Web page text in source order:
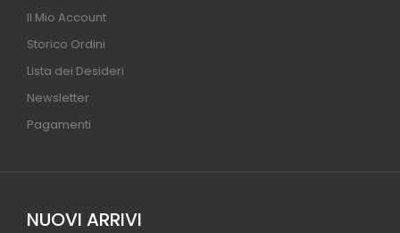
Il Mio Account
Storico Ordini
Lista dei Desideri
Newsletter
Pagamenti
NUOVI ARRIVI